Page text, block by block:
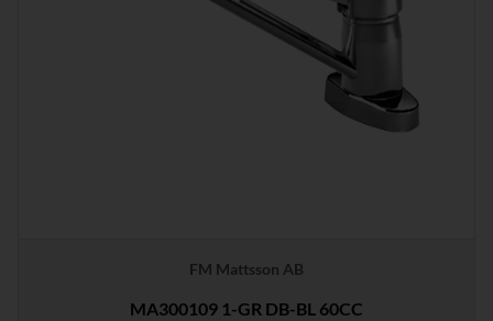
FM Mattsson AB
MA300109 1-GR DB-BL 60CC